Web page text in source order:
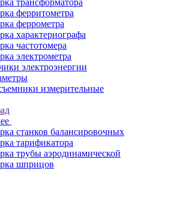
трансформатора
ферритометра
феррометра
характериографа
частотомера
электрометра
электроэнергии
измерительные
станков балансировочных
тарификатора
трубы аэродинамической
шприцов